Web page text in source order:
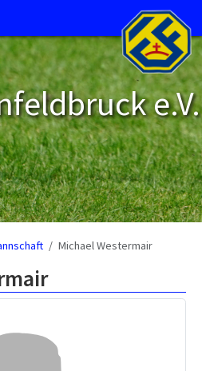
e.V.
Michael Westermair